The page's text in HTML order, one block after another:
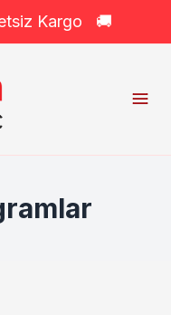
Kargo 🚚